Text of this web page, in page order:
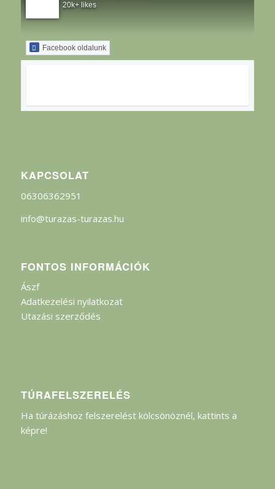
20k+ likes
Facebook oldalunk
KAPCSOLAT
06306362951
info@turazas-turazas.hu
FONTOS INFORMÁCIÓK
Ászf
Adatkezelési nyilatkozat
Utazási szerződés
TÚRAFELSZERELÉS
Ha túrázáshoz felszerelést kölcsönöznél, kattints a
képre!